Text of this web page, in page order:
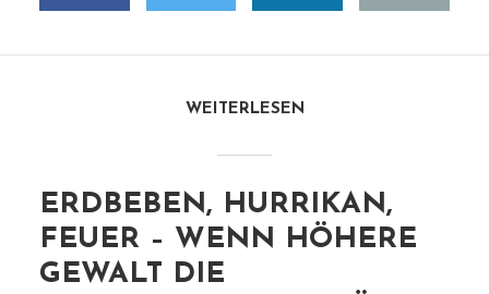
WEITERLESEN
ERDBEBEN, HURRIKAN,
FEUER – WENN HÖHERE
GEWALT DIE